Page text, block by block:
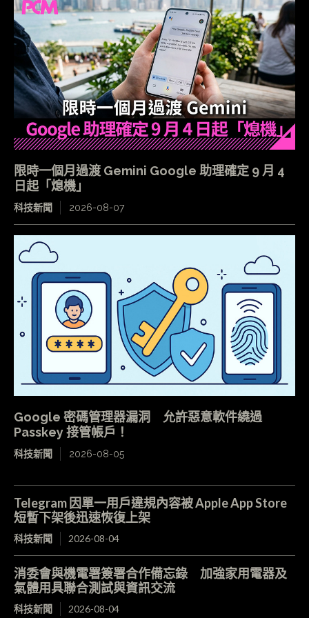
限時一個月過渡 Gemini Google 助理確定 9 月 4
日起「熄機」
科技新聞 2026-08-07
Google 密碼管理器漏洞 允許惡意軟件繞過
Passkey 接管帳戶！
科技新聞 2026-08-05
Telegram 因單一用戶違規內容被 Apple App Store
短暫下架後迅速恢復上架
科技新聞 2026-08-04
消委會與機電署簽署合作備忘錄 加強家用電器及
氣體用具聯合測試與資訊交流
科技新聞 2026-08-04